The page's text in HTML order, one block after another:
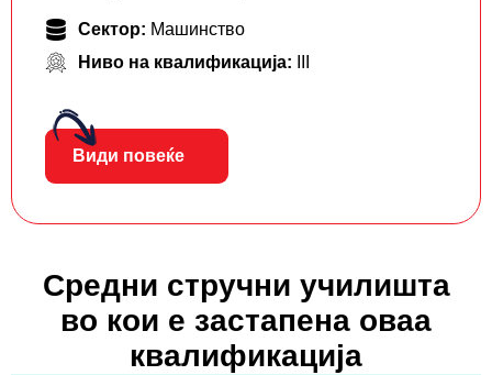
Сектор: Машинство
Ниво на квалификација:
Види повеќе
Средни стручни училишта
во кои е застапена оваа
квалификација